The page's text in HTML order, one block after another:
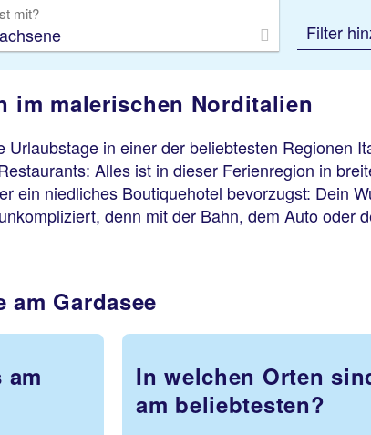
mit?
Filter
im malerischen Norditalien
in einer der beliebtesten Regionen
Alles ist in dieser Ferienregion in
ein niedliches Boutiquehotel bevorzugst: Dein
denn mit der Bahn, dem Auto oder
Gardasee
In welchen Orten
am beliebtesten?